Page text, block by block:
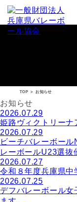
TOP > お知らせ
お知らせ
2026.07.29
姫路ヴィクトリー
2026.07.29
ビーチバレーボー
レーボールU23選
2026.07.27
令和８年度兵庫県
2026.07.25
デフバレーボール